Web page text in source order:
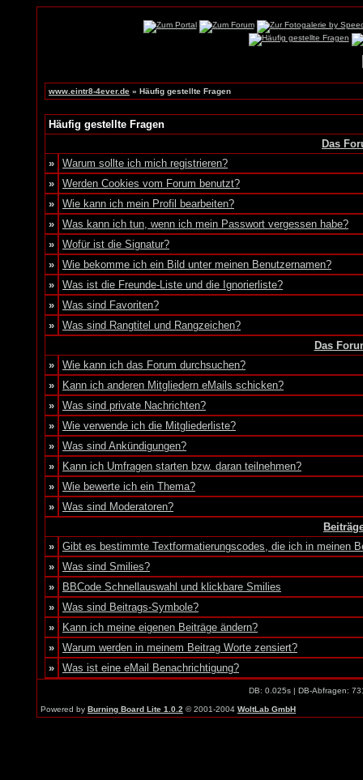
www.eintr8-4ever.de » Häufig gestellte Fragen
Häufig gestellte Fragen
Das
»
Warum sollte ich mich registrieren?
»
Werden Cookies vom Forum benutzt?
»
Wie kann ich mein Profil bearbeiten?
»
Was kann ich tun, wenn ich mein Passwort vergessen habe?
»
Wofür ist die Signatur?
»
Wie bekomme ich ein Bild unter meinen Benutzernamen?
»
Was ist die Freunde-Liste und die Ignorierliste?
»
Was sind Favoriten?
»
Was sind Rangtitel und Rangzeichen?
Das
»
Wie kann ich das Forum durchsuchen?
»
Kann ich anderen Mitgliedern eMails schicken?
»
Was sind private Nachrichten?
»
Wie verwende ich die Mitgliederliste?
»
Was sind Ankündigungen?
»
Kann ich Umfragen starten bzw. daran teilnehmen?
»
Wie bewerte ich ein Thema?
»
Was sind Moderatoren?
»
Gibt es bestimmte Textformatierungscodes, die ich in meinen
»
Was sind Smilies?
»
BBCode Schnellauswahl und klickbare Smilies
»
Was sind Beitrags-Symbole?
»
Kann ich meine eigenen Beiträge ändern?
»
Warum werden in meinem Beitrag Worte zensiert?
»
Was ist eine eMail Benachrichtigung?
DB: 0.025s | DB-Abfragen:
Powered by Burning Board Lite 1.0.2 © 2001-2004 WoltLab GmbH